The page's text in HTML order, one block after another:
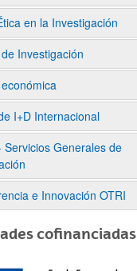
en la Investigación
Investigación
I+D Internacional
Servicios Generales de
e Innovación OTRI
cofinanciadas